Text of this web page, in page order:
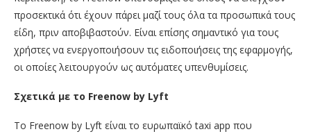
προσεκτικά ότι έχουν πάρει μαζί τους όλα τα προσωπικά τους
είδη, πριν αποβιβαστούν. Είναι επίσης σημαντικό για τους
χρήστες να ενεργοποιήσουν τις ειδοποιήσεις της εφαρμογής,
οι οποίες λειτουργούν ως αυτόματες υπενθυμίσεις.
Σχετικά με το Freenow by Lyft
To Freenow by Lyft είναι το ευρωπαϊκό taxi app που